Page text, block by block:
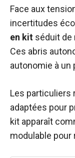
Face aux
incertitudes
en kit séduit de
Ces abris
autonomie à un
Les particuliers
adaptées pour
kit apparaît
modulable pour